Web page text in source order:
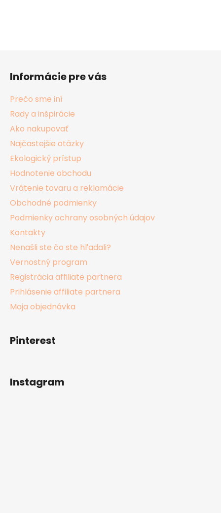
Informácie pre vás
Prečo sme iní
Rady a inšpirácie
Ako nakupovať
Najčastejšie otázky
Ekologický prístup
Hodnotenie obchodu
Vrátenie tovaru a reklamácie
Obchodné podmienky
Podmienky ochrany osobných údajov
Kontakty
Nenašli ste čo ste hľadali?
Vernostný program
Registrácia affiliate partnera
Prihlásenie affiliate partnera
Moja objednávka
Pinterest
Instagram